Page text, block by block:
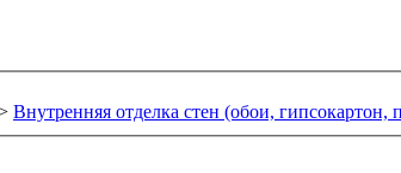
Внутренняя отделка стен (обои, гипсокартон,